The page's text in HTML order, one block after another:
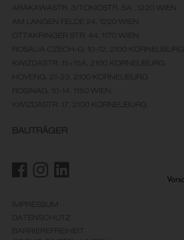
ARAKAWASTR. 3/TOKIOSTR. 5A , 1220 WIEN
AM LANGEN FELDE 24, 1220 WIEN
OTTAKRINGER STR. 44, 1170 WIEN
ROSALIA CZECH-G. 10-12, 2100 KORNEUBURG
KWIZDASTR. 15+15A, 2100 KORNEUBURG
HOVENG. 21-23, 2100 KORNEUBURG
ROSINAG. 10-14, 1150 WIEN
KWIZDASTR. 17, 2100 KORNEUBURG
BAUTRÄGER
IMPRESSUM
DATENSCHUTZ
BARRIEREFREIHEIT